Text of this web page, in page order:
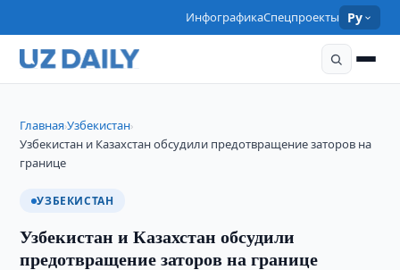
ИнфографикаСпецпроекты Ру
Главная›Узбекистан›
Узбекистан и Казахстан обсудили предотвращение заторов на
границе
УЗБЕКИСТАН
Узбекистан и Казахстан обсудили
предотвращение заторов на границе